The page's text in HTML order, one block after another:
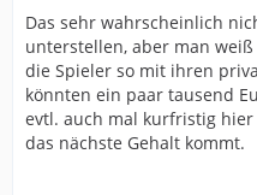
Das sehr wahrscheinlich
unterstellen, aber man
die Spieler so mit ihren
könnten ein paar tausend
evtl. auch mal kurfristig
das nächste Gehalt kommt.